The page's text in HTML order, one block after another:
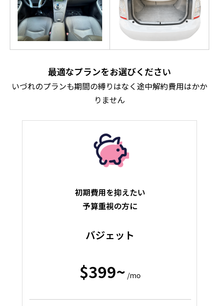
最適なプランをお選びください
いづれのプランも期間の縛りはなく途中解約費用はかか
りません
初期費用を抑えたい
予算重視の方に
バジェット
$399~ /mo